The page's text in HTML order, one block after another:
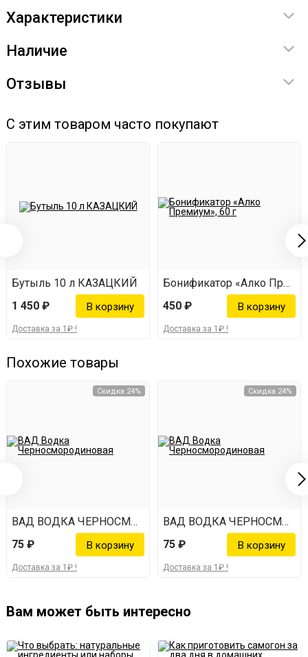
Характеристики
Наличие
Отзывы
С этим товаром часто покупают
Бутыль 10 л КАЗАЦКИЙ
1 450 ₽
Доставка за 1₽ !
Бонификатор «Алко
450 ₽
Доставка за 1₽ !
Похожие товары
Скидка 24%
ВАД ВОДКА ЧЕРНОСМОРОДИНОВАЯ
75 ₽
Доставка за 1₽ !
Скидка 24%
ВАД ВОДКА
75 ₽
Доставка за 1₽ !
Вам может быть интересно